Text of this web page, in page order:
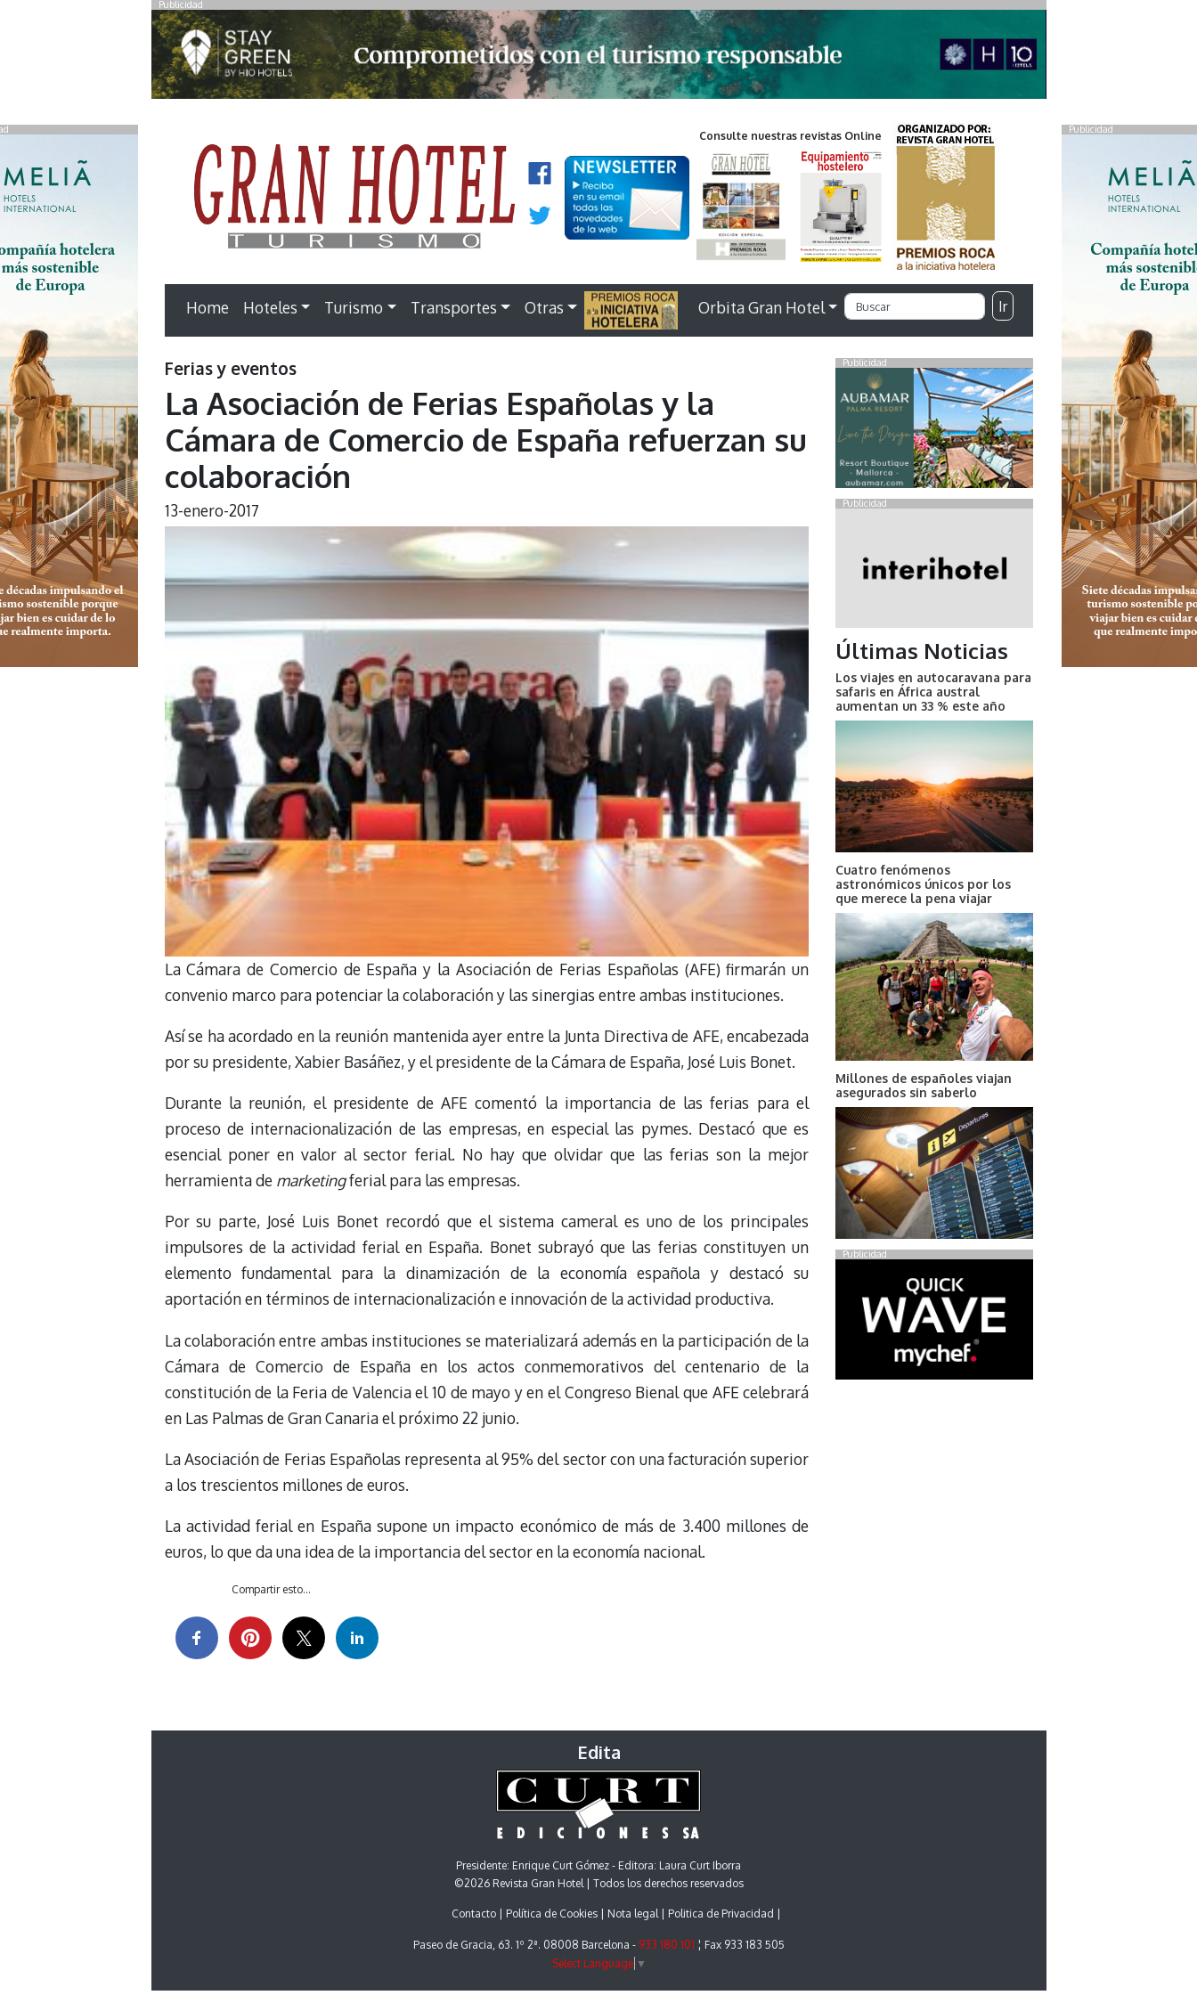
Publicidad
Publicidad
Consulte nuestras revistas Online
Home Hoteles Turismo Transportes Otras . Orbita Gran Hotel Ir
Ferias y eventos
La Asociación de Ferias Españolas y la
Cámara de Comercio de España refuerzan su
colaboración
13-enero-2017
La Cámara de Comercio de España y la Asociación de Ferias Españolas (AFE) firmarán un
convenio marco para potenciar la colaboración y las sinergias entre ambas instituciones.
Así se ha acordado en la reunión mantenida ayer entre la Junta Directiva de AFE, encabezada
por su presidente, Xabier Basáñez, y el presidente de la Cámara de España, José Luis Bonet.
Durante la reunión, el presidente de AFE comentó la importancia de las ferias para el
proceso de internacionalización de las empresas, en especial las pymes. Destacó que es
esencial poner en valor al sector ferial. No hay que olvidar que las ferias son la mejor
herramienta de marketingferial para las empresas.
Por su parte, José Luis Bonet recordó que el sistema cameral es uno de los principales
impulsores de la actividad ferial en España. Bonet subrayó que las ferias constituyen un
elemento fundamental para la dinamización de la economía española y destacó su
aportación en términos de internacionalización e innovación de la actividad productiva.
La colaboración entre ambas instituciones se materializará además en la participación de la
Cámara de Comercio de España en los actos conmemorativos del centenario de la
constitución de la Feria de Valencia el 10 de mayo y en el Congreso Bienal que AFE celebrará
en Las Palmas de Gran Canaria el próximo 22 junio.
La Asociación de Ferias Españolas representa al 95% del sector con una facturación superior
a los trescientos millones de euros.
La actividad ferial en España supone un impacto económico de más de 3.400 millones de
euros, lo que da una idea de la importancia del sector en la economía nacional.
Compartir esto...
Publicidad
Publicidad
Últimas Noticias
Los viajes en autocaravana para
safaris en África austral
aumentan un 33 % este año
Cuatro fenómenos
astronómicos únicos por los
que merece la pena viajar
Millones de españoles viajan
asegurados sin saberlo
Publicidad
Edita
Presidente: Enrique Curt Gómez - Editora: Laura Curt Iborra
©2026 Revista Gran Hotel | Todos los derechos reservados
Contacto Política de Cookies Nota legal Politica de Privacidad
Paseo de Gracia, 63. 1º 2ª. 08008 Barcelona - 933 180 101 ¦ Fax 933 183 505
Select Language ▼